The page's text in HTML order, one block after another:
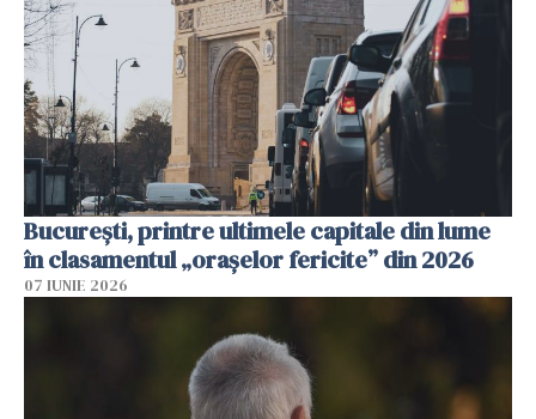
București, printre ultimele capitale din lume
în clasamentul „orașelor fericite” din 2026
07 IUNIE 2026